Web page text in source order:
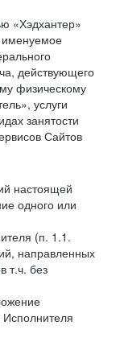
«Хэдхантер»
действующего
физическому
услуги
занятости
Сайтов
настоящей
одного или
(п. 1.1.
направленных
т.ч. без